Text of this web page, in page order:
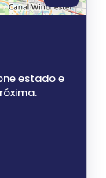
estado e